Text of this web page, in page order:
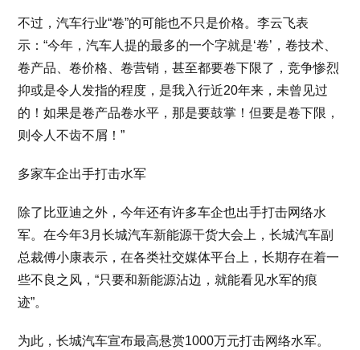
不过，汽车行业“卷”的可能也不只是价格。李云飞表
示：“今年，汽车人提的最多的一个字就是‘卷’，卷技术、
卷产品、卷价格、卷营销，甚至都要卷下限了，竞争惨烈
抑或是令人发指的程度，是我入行近20年来，未曾见过
的！如果是卷产品卷水平，那是要鼓掌！但要是卷下限，
则令人不齿不屑！”
多家车企出手打击水军
除了比亚迪之外，今年还有许多车企也出手打击网络水
军。在今年3月长城汽车新能源干货大会上，长城汽车副
总裁傅小康表示，在各类社交媒体平台上，长期存在着一
些不良之风，“只要和新能源沾边，就能看见水军的痕
迹”。
为此，长城汽车宣布最高悬赏1000万元打击网络水军。